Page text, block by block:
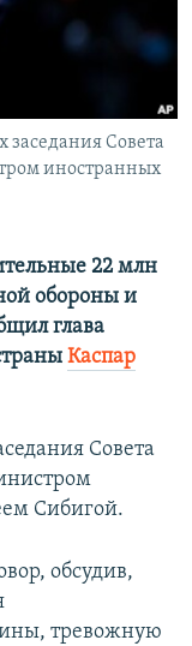
заседания Совета
иностранных
22 млн
обороны и
глава
Каспар
Совета
Сибигой.
обсудив,
тревожную